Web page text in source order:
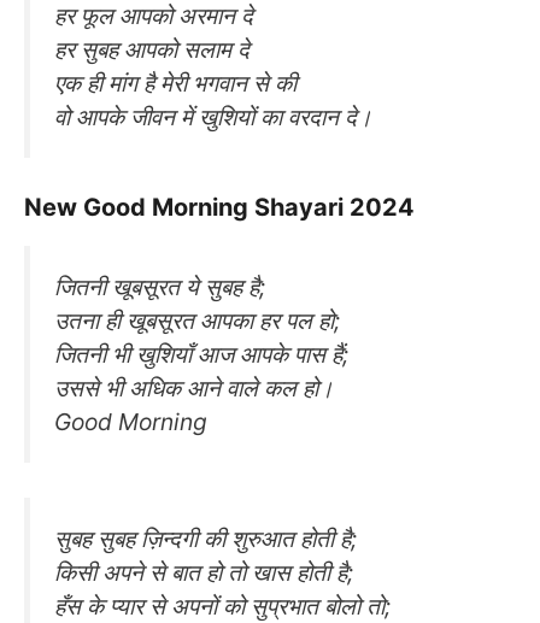
हर फूल आपको अरमान दे
हर सुबह आपको सलाम दे
एक ही मांग है मेरी भगवान से की
वो आपके जीवन में खुशियों का वरदान दे।
New Good Morning Shayari 2024
जितनी खूबसूरत ये सुबह है;
उतना ही खूबसूरत आपका हर पल हो;
जितनी भी खुशियाँ आज आपके पास हैं;
उससे भी अधिक आने वाले कल हो।
Good Morning
सुबह सुबह ज़िन्दगी की शुरुआत होती है;
किसी अपने से बात हो तो खास होती है;
हँस के प्यार से अपनों को सुप्रभात बोलो तो;